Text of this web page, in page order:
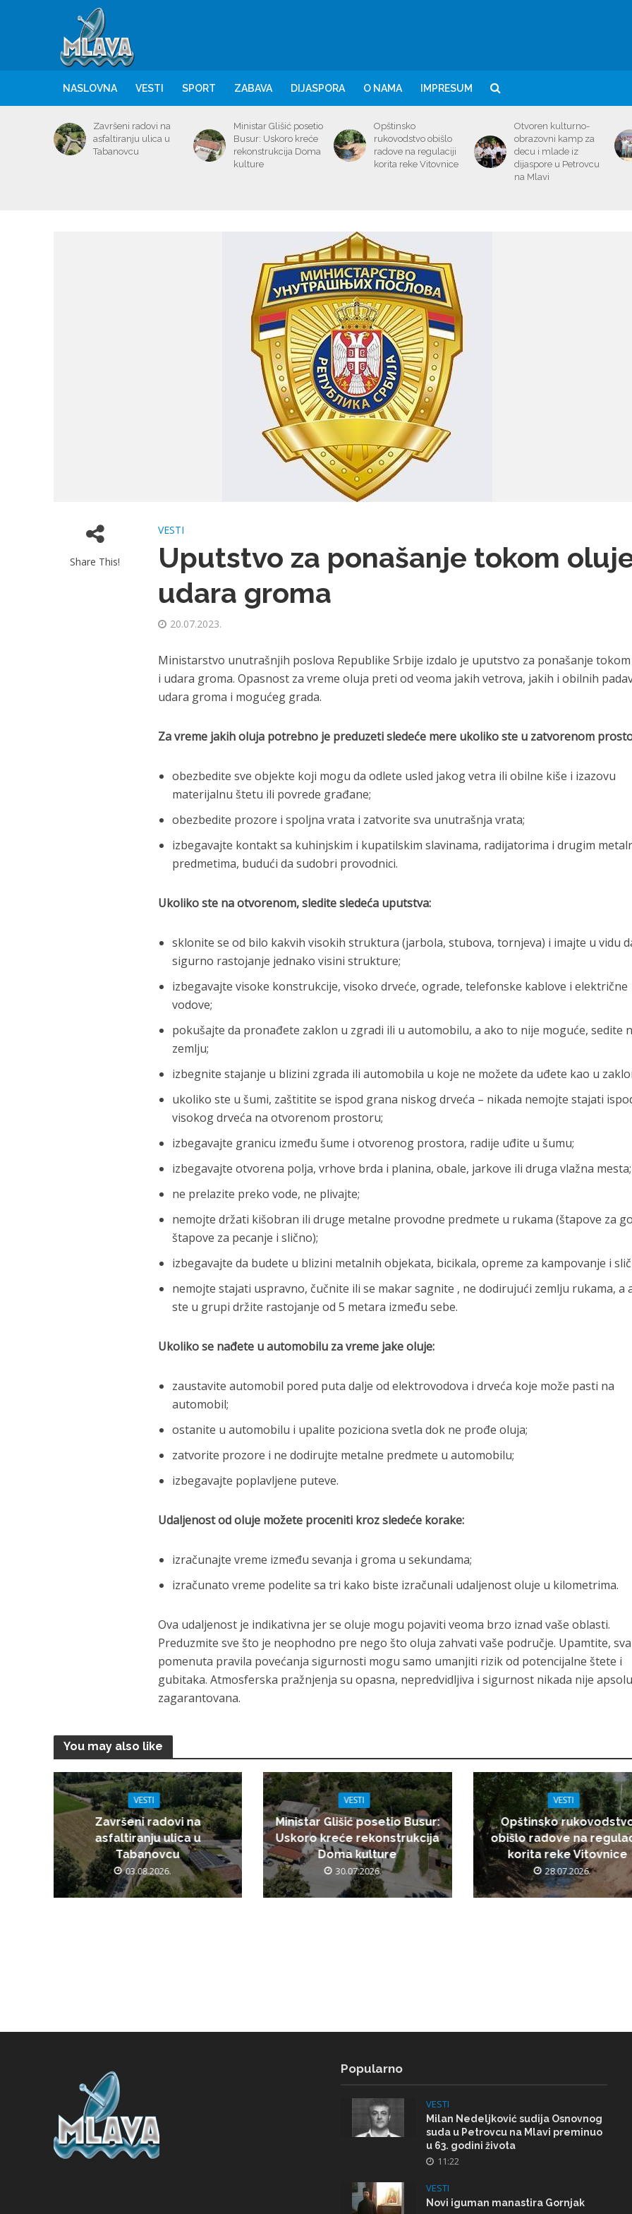
NASLOVNA VESTI SPORT ZABAVA DIJASPORA O NAMA IMPRESUM
Završeni radovi na
asfaltiranju ulica u
Tabanovcu
Ministar Glišić posetio
Busur: Uskoro kreće
rekonstrukcija Doma
kulture
Opštinsko
rukovodstvo obišlo
radove na regulaciji
korita reke Vitovnice
Otvoren kulturno-
obrazovni kamp za
decu i mlade iz
dijaspore u Petrovcu
na Mlavi
Share This!
VESTI
Uputstvo za ponašanje tokom
udara groma
20.07.2023.
Ministarstvo unutrašnjih poslova Republike Srbije izdalo je uputstvo za ponašanje
i udara groma. Opasnost za vreme oluja preti od veoma jakih vetrova, jakih i obilnih
udara groma i mogućeg grada.
Za vreme jakih oluja potrebno je preduzeti sledeće mere ukoliko ste u zatvorenom
obezbedite sve objekte koji mogu da odlete usled jakog vetra ili obilne kiše i izazovu
materijalnu štetu ili povrede građane;
obezbedite prozore i spoljna vrata i zatvorite sva unutrašnja vrata;
izbegavajte kontakt sa kuhinjskim i kupatilskim slavinama, radijatorima i drugim
predmetima, budući da sudobri provodnici.
Ukoliko ste na otvorenom, sledite sledeća uputstva:
sklonite se od bilo kakvih visokih struktura (jarbola, stubova, tornjeva) i imajte u vidu
sigurno rastojanje jednako visini strukture;
izbegavajte visoke konstrukcije, visoko drveće, ograde, telefonske kablove i električne
vodove;
pokušajte da pronađete zaklon u zgradi ili u automobilu, a ako to nije moguće, sedite
zemlju;
izbegnite stajanje u blizini zgrada ili automobila u koje ne možete da uđete kao u
ukoliko ste u šumi, zaštitite se ispod grana niskog drveća – nikada nemojte stajati
visokog drveća na otvorenom prostoru;
izbegavajte granicu između šume i otvorenog prostora, radije uđite u šumu;
izbegavajte otvorena polja, vrhove brda i planina, obale, jarkove ili druga vlažna mesta;
ne prelazite preko vode, ne plivajte;
nemojte držati kišobran ili druge metalne provodne predmete u rukama (štapove za
štapove za pecanje i slično);
izbegavajte da budete u blizini metalnih objekata, bicikala, opreme za kampovanje i
nemojte stajati uspravno, čučnite ili se makar sagnite , ne dodirujući zemlju rukama, a
ste u grupi držite rastojanje od 5 metara između sebe.
Ukoliko se nađete u automobilu za vreme jake oluje:
zaustavite automobil pored puta dalje od elektrovodova i drveća koje može pasti na
automobil;
ostanite u automobilu i upalite poziciona svetla dok ne prođe oluja;
zatvorite prozore i ne dodirujte metalne predmete u automobilu;
izbegavajte poplavljene puteve.
Udaljenost od oluje možete proceniti kroz sledeće korake:
izračunajte vreme između sevanja i groma u sekundama;
izračunato vreme podelite sa tri kako biste izračunali udaljenost oluje u kilometrima.
Ova udaljenost je indikativna jer se oluje mogu pojaviti veoma brzo iznad vaše oblasti.
Preduzmite sve što je neophodno pre nego što oluja zahvati vaše područje. Upamtite, sva
pomenuta pravila povećanja sigurnosti mogu samo umanjiti rizik od potencijalne štete i
gubitaka. Atmosferska pražnjenja su opasna, nepredvidljiva i sigurnost nikada nije
zagarantovana.
You may also like
VESTI
Završeni radovi na
asfaltiranju ulica u
Tabanovcu
03.08.2026.
VESTI
Ministar Glišić posetio Busur:
Uskoro kreće rekonstrukcija
Doma kulture
30.07.2026.
VESTI
Opštinsko
obišlo radove na
korita reke Vitovnice
28.07.2026.
Popularno
VESTI
Milan Nedeljković sudija Osnovnog
suda u Petrovcu na Mlavi preminuo
u 63. godini života
11:22
VESTI
Novi iguman manastira Gornjak